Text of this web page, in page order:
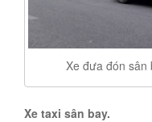
Xe đưa đón sân
Xe taxi sân bay.